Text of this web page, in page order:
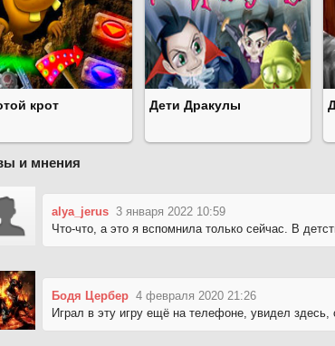
крот Дети Дракулы
и мнения
alya_jerus 3 января 2022 10:59
Что-что, а это я вспомнила только сейчас. В
Бодя Цербер 4 февраля 2020 21:26
Играл в эту игру ещё на телефоне, увидел